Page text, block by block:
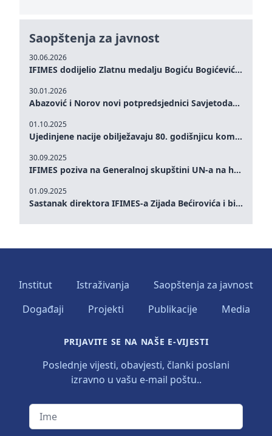
Saopštenja za javnost
30.06.2026
IFIMES dodijelio Zlatnu medalju Bogiću Bogićeviću za izuzetan doprinos demokratskim vrijednostima i miru
30.01.2026
Abazović i Norov novi potpredsjednici Savjetodavnog odbora IFIMES-a
01.10.2025
Ujedinjene nacije obilježavaju 80. godišnjicu komemoracijom na visokom nivou: Eileen Dong predstavlja IFIMES u oblasti ženskog liderstva, unapređenja mira, pravde, rodne ravnopravnosti i održivog razvoja
30.09.2025
IFIMES poziva na Generalnoj skupštini UN-a na hitna ulaganja u mentalno zdravlje i sisteme njege proširene umjetnom inteligencijom
01.09.2025
Sastanak direktora IFIMES-a Zijada Bećirovića i bivšeg premijera Crne Gore Dritana Abazovića
Institut Istraživanja
Saopštenja za javnost
Događaji
Projekti Publikacije Media
PRIJAVITE SE NA NAŠE E-VIJESTI
Poslednje vijesti, obavjesti, članki poslani
izravno u vašu e-mail poštu..
Ime